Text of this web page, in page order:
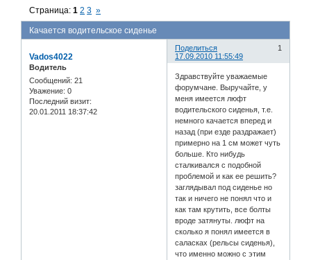
Качается водительское сиденье
Страница:1 2 3 »
Поделиться
1
17.09.2010 11:55:49
Vados4022
Водитель
Сообщений: 21
Уважение: 0
Последний визит:
20.01.2011 18:37:42
Здравствуйте уважаемые
форумчане. Выручайте, у
меня имеется люфт
водительского сиденья, т.е.
немного качается вперед и
назад (при езде раздражает)
примерно на 1 см может чуть
больше. Кто нибудь
сталкивался с подобной
проблемой и как ее решить?
заглядывал под сиденье но
так и ничего не понял что и
как там крутить, все болты
вроде затянуты. люфт на
сколько я понял имеется в
саласках (рельсы сиденья),
что именно можно с этим